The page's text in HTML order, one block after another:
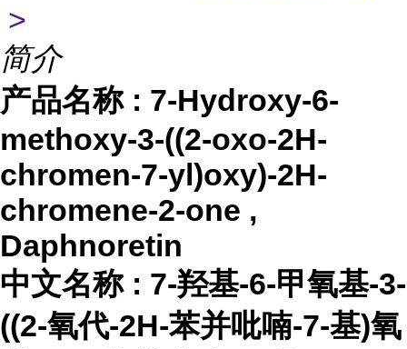
>
简介
产品名称 : 7-Hydroxy-6-
methoxy-3-((2-oxo-2H-
chromen-7-yl)oxy)-2H-
chromene-2-one ,
Daphnoretin
中文名称 : 7-羟基-6-甲氧基-3-
((2-氧代-2H-苯并吡喃-7-基)氧